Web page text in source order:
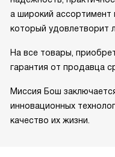
а широкий ассортимент
который удовлетворит
На все товары,
гарантия от продавца
Миссия Бош
инновационных
качество их жизни.